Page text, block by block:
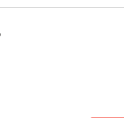
concert donné par les